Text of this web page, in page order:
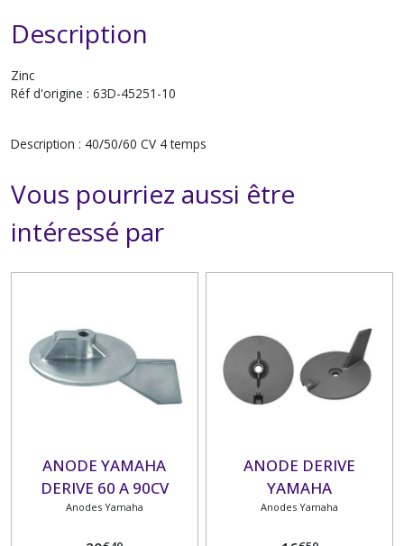
Description
Zinc
Réf d'origine : 63D-45251-10
Description : 40/50/60 CV 4 temps
Vous pourriez aussi être
intéressé par
ANODE YAMAHA
DERIVE 60 A 90CV
Anodes Yamaha
ANODE DERIVE
YAMAHA
Anodes Yamaha